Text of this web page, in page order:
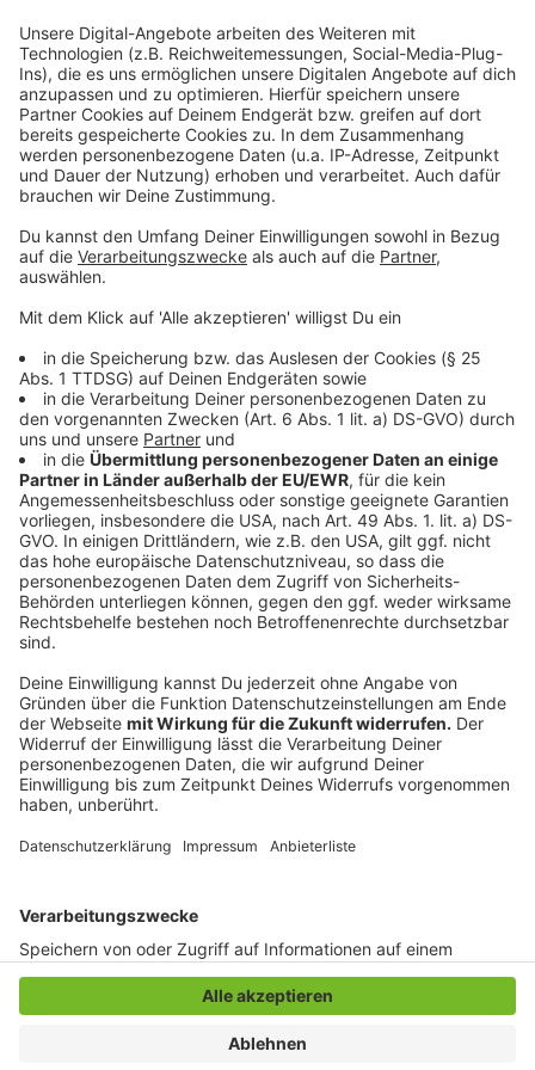
vorgenommen. Seine "Der will nur spielen"-Shows
fanden deutschlandweit großen Anklang, auch jetzt in
der Schweiz - wie es Rütter im Interview mit uns
verrät. Das große Tourfinale ist am 5. April in
Oberhausen, in der Rudolf Weber-ARENA. Einige
Resttickets seien noch verfügbar. "Es wird außerdem
eine echt Ikone des Ruhrpotts einen Auftritt haben.
Wer das ist, kann ich noch nicht verraten", gibt Rütter
bei uns bekannt.
Anzeige
Was Rütter von Schweizern gelernt hat
Anzeige
Der 54-Jährige spielte einige Shows in der Schweiz
und kam im Gespräch mit Jürgen Bangert ins
Schwärmen. Darüber, wie Schweizerinnen und
Schweizer zum Hund stehen, wie sie mit Hunden
umgehen und überhaupt hat es die Lebensweise der
Eidgenossen Rütter richtig angetan. Was er genau
damit meint, hört ihr hier im ausführlichen Interview.
Anzeige
Anzeige